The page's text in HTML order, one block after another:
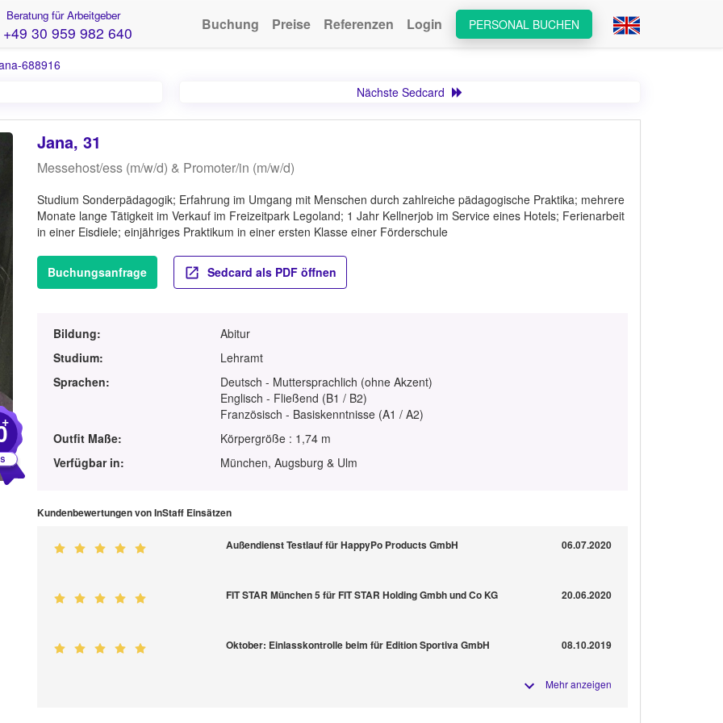
Beratung für Arbeitgeber
+49 30 959 982 640 PERSONAL BUCHEN
Buchung Preise Referenzen Login
688916
Nächste Sedcard
+
Jana, 31
Messehost/ess (m/w/d) & Promoter/in (m/w/d)
Studium Sonderpädagogik; Erfahrung im Umgang mit Menschen durch zahlreiche pädagogische Praktika; mehrere
Monate lange Tätigkeit im Verkauf im Freizeitpark Legoland; 1 Jahr Kellnerjob im Service eines Hotels; Ferienarbeit
in einer Eisdiele; einjähriges Praktikum in einer ersten Klasse einer Förderschule
Buchungsanfrage Sedcard als PDF öffnen
Bildung:
Abitur
Studium:
Lehramt
Sprachen:
Deutsch - Muttersprachlich (ohne Akzent)
Englisch - Fließend (B1 / B2)
Französisch - Basiskenntnisse (A1 / A2)
Outfit Maße:
Körpergröße : 1,74 m
Verfügbar in:
München, Augsburg & Ulm
Kundenbewertungen von InStaff Einsätzen
Außendienst Testlauf für HappyPo Products GmbH 06.07.2020
FIT STAR München 5 für FIT STAR Holding Gmbh und Co KG 20.06.2020
Oktober: Einlasskontrolle beim für Edition Sportiva GmbH 08.10.2019
Mehr anzeigen